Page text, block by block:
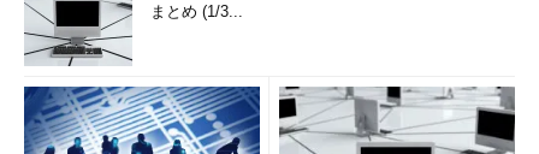
まとめ (1/3...